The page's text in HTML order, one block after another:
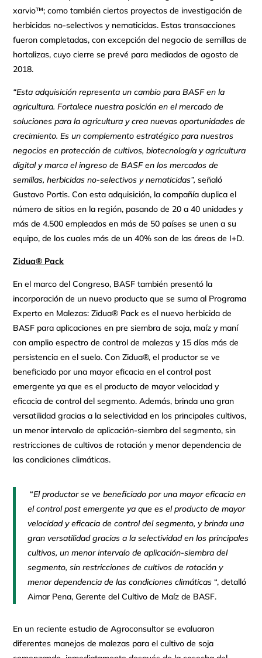
xarvio™; como también ciertos proyectos de investigación de
herbicidas no-selectivos y nematicidas. Estas transacciones
fueron completadas, con excepción del negocio de semillas de
hortalizas, cuyo cierre se prevé para mediados de agosto de
2018.
“Esta adquisición representa un cambio para BASF en la
agricultura. Fortalece nuestra posición en el mercado de
soluciones para la agricultura y crea nuevas oportunidades de
crecimiento. Es un complemento estratégico para nuestros
negocios en protección de cultivos, biotecnología y agricultura
digital y marca el ingreso de BASF en los mercados de
semillas, herbicidas no-selectivos y nematicidas”, señaló
Gustavo Portis. Con esta adquisición, la compañía duplica el
número de sitios en la región, pasando de 20 a 40 unidades y
más de 4.500 empleados en más de 50 países se unen a su
equipo, de los cuales más de un 40% son de las áreas de I+D.
Zidua® Pack
En el marco del Congreso, BASF también presentó la
incorporación de un nuevo producto que se suma al Programa
Experto en Malezas: Zidua® Pack es el nuevo herbicida de
BASF para aplicaciones en pre siembra de soja, maíz y maní
con amplio espectro de control de malezas y 15 días más de
persistencia en el suelo. Con Zidua®, el productor se ve
beneficiado por una mayor eficacia en el control post
emergente ya que es el producto de mayor velocidad y
eficacia de control del segmento. Además, brinda una gran
versatilidad gracias a la selectividad en los principales cultivos,
un menor intervalo de aplicación-siembra del segmento, sin
restricciones de cultivos de rotación y menor dependencia de
las condiciones climáticas.
“El productor se ve beneficiado por una mayor eficacia en
el control post emergente ya que es el producto de mayor
velocidad y eficacia de control del segmento, y brinda una
gran versatilidad gracias a la selectividad en los principales
cultivos, un menor intervalo de aplicación-siembra del
segmento, sin restricciones de cultivos de rotación y
menor dependencia de las condiciones climáticas “, detalló
Aimar Pena, Gerente del Cultivo de Maíz de BASF.
En un reciente estudio de Agroconsultor se evaluaron
diferentes manejos de malezas para el cultivo de soja